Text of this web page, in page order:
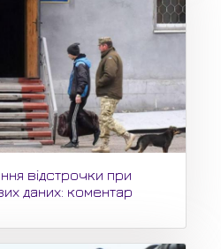
відстрочки при
даних: коментар